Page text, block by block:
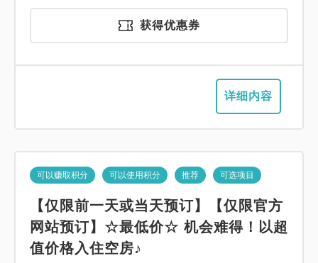
获得优惠券
详细内容
可以赚取积分 可以使用积分 推荐 可选项目
【仅限前一天或当天预订】【仅限官方
网站预订】☆最低价☆ 机会难得！以超
值价格入住空房♪